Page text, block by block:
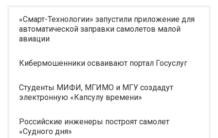
«Смарт-Технологии» запустили приложение для
автоматической заправки самолетов малой
авиации
Кибермошенники осваивают портал Госуслуг
Студенты МИФИ, МГИМО и МГУ создадут
электронную «Капсулу времени»
Российские инженеры построят самолет
«Судного дня»